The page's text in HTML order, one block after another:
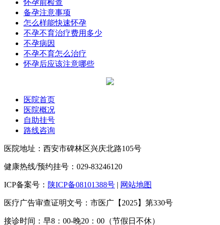
怀孕前检查
备孕注意事项
怎么样能快速怀孕
不孕不育治疗费用多少
不孕病因
不孕不育怎么治疗
怀孕后应该注意哪些
医院首页
医院概况
自助挂号
路线咨询
医院地址：西安市碑林区兴庆北路105号
健康热线/预约挂号：029-83246120
ICP备案号： 陕ICP备08101388号 | 网站地图
医疗广告审查证明文号：市医广【2025】第330号
接诊时间：早8：00-晚20：00（节假日不休）